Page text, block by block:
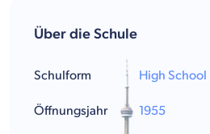
Über die Schule
Schulform
Öffnungsjahr
High School
1955